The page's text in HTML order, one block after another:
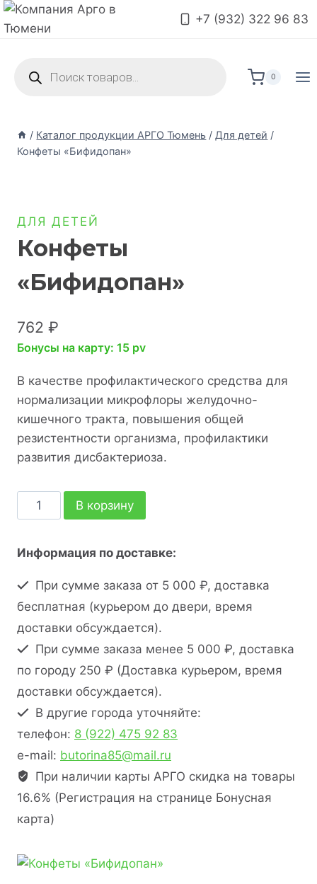
+7 (932) 322 96 83
0
/ Каталог продукции АРГО Тюмень / Для детей /
Конфеты «Бифидопан»
ДЛЯ ДЕТЕЙ
Конфеты
«Бифидопан»
762 ₽
Бонусы на карту: 15 pv
В качестве профилактического средства для
нормализации микрофлоры желудочно­-
кишечного тракта, повышения общей
резистентности организма, профилактики
развития дисбактериоза.
В корзину
Информация по доставке:
При сумме заказа от 5 000 ₽, доставка
бесплатная (курьером до двери, время
доставки обсуждается).
При сумме заказа менее 5 000 ₽, доставка
по городу 250 ₽ (Доставка курьером, время
доставки обсуждается).
В другие города уточняйте:
телефон: 8 (922) 475 92 83
e-mail: butorina85@mail.ru
При наличии карты АРГО скидка на товары
16.6% (Регистрация на странице Бонусная
карта)